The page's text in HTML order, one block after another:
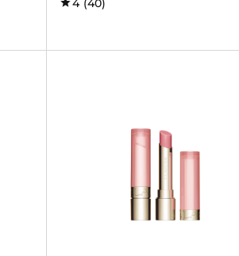
4 (40)